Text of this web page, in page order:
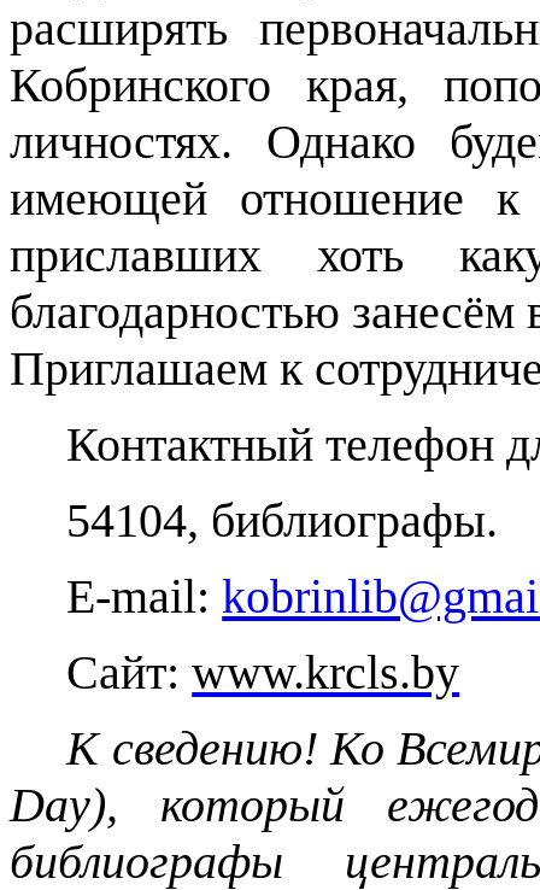
расширять
Кобринского края,
личностях. Однако
имеющей отношение
приславших хоть
благодарностью занесём
Приглашаем к
Контактный телефон
54104, библиографы.
E-mail:
Сайт:www.krcls.by
К сведению! Ко
Day), который
библиографы